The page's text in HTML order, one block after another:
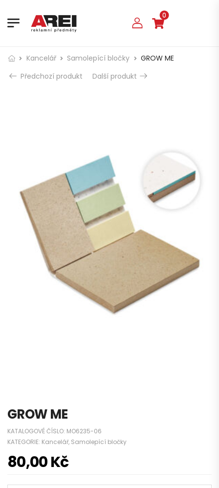
0
Kancelář Samolepící bločky
GROW ME
Předchozí produkt
Další produkt
GROW ME
KATALOGOVÉ ČÍSLO: MO6235-06
KATEGORIE: Kancelář, Samolepící bločky
80,00Kč